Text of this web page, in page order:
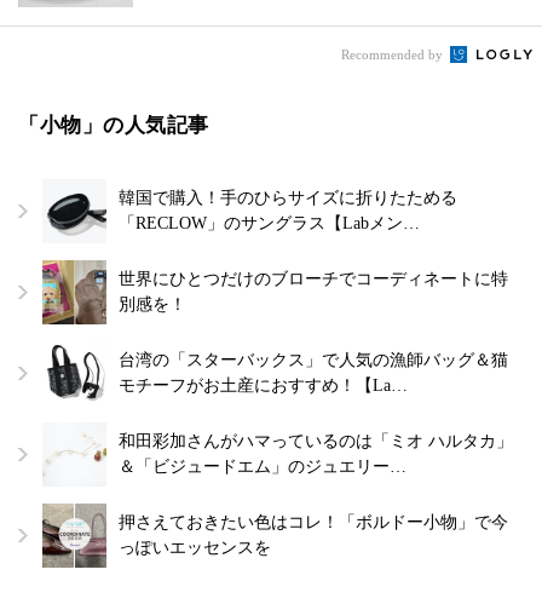
Recommended by
「小物」の人気記事
韓国で購入！手のひらサイズに折りたためる
「RECLOW」のサングラス【Labメン…
世界にひとつだけのブローチでコーディネートに特
別感を！
台湾の「スターバックス」で人気の漁師バッグ＆猫
モチーフがお土産におすすめ！【La…
和田彩加さんがハマっているのは「ミオ ハルタカ」
＆「ビジュードエム」のジュエリー…
押さえておきたい色はコレ！「ボルドー小物」で今
っぽいエッセンスを